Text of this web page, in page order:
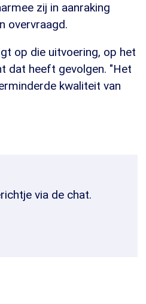
zij in aanraking
overvraagd.
op die uitvoering, op het
dat heeft gevolgen. "Het
kwaliteit van
via de chat.